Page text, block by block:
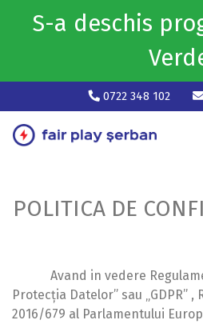
S-a deschis
0722 348 102
POLITICA DE
Avand in vedere
Protecția Datelor” sau „GDPR” ,
2016/679 al Parlamentului